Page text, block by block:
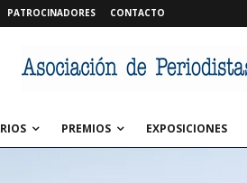
PATROCINADORES CONTACTO
PREMIOS EXPOSICIONES